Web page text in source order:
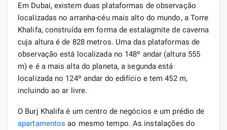
Em Dubai, existem duas plataformas de observação
localizadas no arranha-céu mais alto do mundo, a Torre
Khalifa, construída em forma de estalagmite de caverna
cuja altura é de 828 metros. Uma das plataformas de
observação está localizada no 148º andar (altura 555
m) e é a mais alta do planeta, a segunda está
localizada no 124º andar do edifício e tem 452 m,
incluindo ao ar livre.
O Burj Khalifa é um centro de negócios e um prédio de
apartamentos ao mesmo tempo. As instalações do